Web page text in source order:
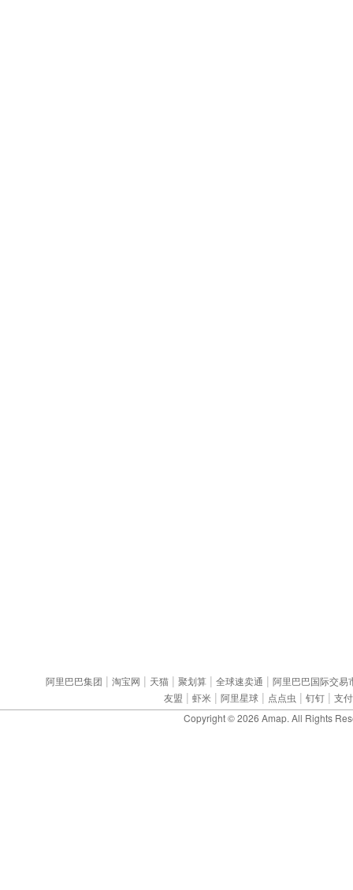
阿里巴巴集团 | 淘宝网 | 天猫| 聚划算| 全球速卖通 | 阿里巴巴国际交易
友盟 | 虾米 | 阿里星球 | 点点虫 | 钉钉 | 支
Copyright © 2026 Amap. All Rights